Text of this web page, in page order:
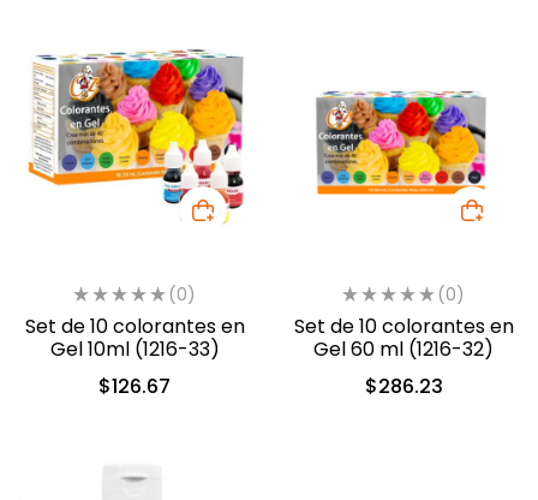
(0)
Set de 10 colorantes en
Gel 10ml (1216-33)
$126.67
(0)
Set de 10 colorantes en
Gel 60 ml (1216-32)
$286.23